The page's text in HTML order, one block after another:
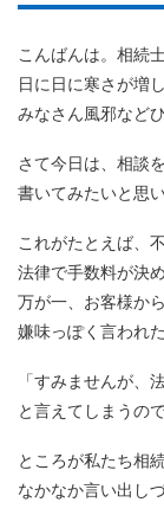
こんばんは。相続
日に日に寒さが増
みなさん風邪など
さて今日は、相談
書いてみたいと思い
これがたとえば、
法律で手数料が決
万が一、お客様か
嫌味っぽく言われ
「すみませんが、
と言えてしまうので
ところが私たち相
なかなか言い出し